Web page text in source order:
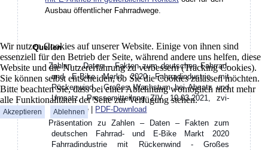
Ausbau öffentlicher Fahrradwege.
Quellen
Zahlen – Daten – Fakten zum deutschen Fahrrad-
und E-Bike Markt 2020 Fahrradindustrie mit
Rückenwind - Großes Wachstum bei Absatz und
Umsatz, Pressemitteilung ZIV, 10.03.2021, zvi-
zweirad.de |
PDF-Download
Präsentation zu Zahlen – Daten – Fakten zum
deutschen Fahrrad- und E-Bike Markt 2020
Fahrradindustrie mit Rückenwind - Großes
Wir nutzen Cookies auf unserer Website. Einige von ihnen sind
essenziell für den Betrieb der Seite, während andere uns helfen, diese
Website und die Nutzererfahrung zu verbessern (Tracking Cookies).
Sie können selbst entscheiden, ob Sie die Cookies zulassen möchten.
Bitte beachten Sie, dass bei einer Ablehnung womöglich nicht mehr
alle Funktionalitäten der Seite zur Verfügung stehen.
Akzeptieren Ablehnen